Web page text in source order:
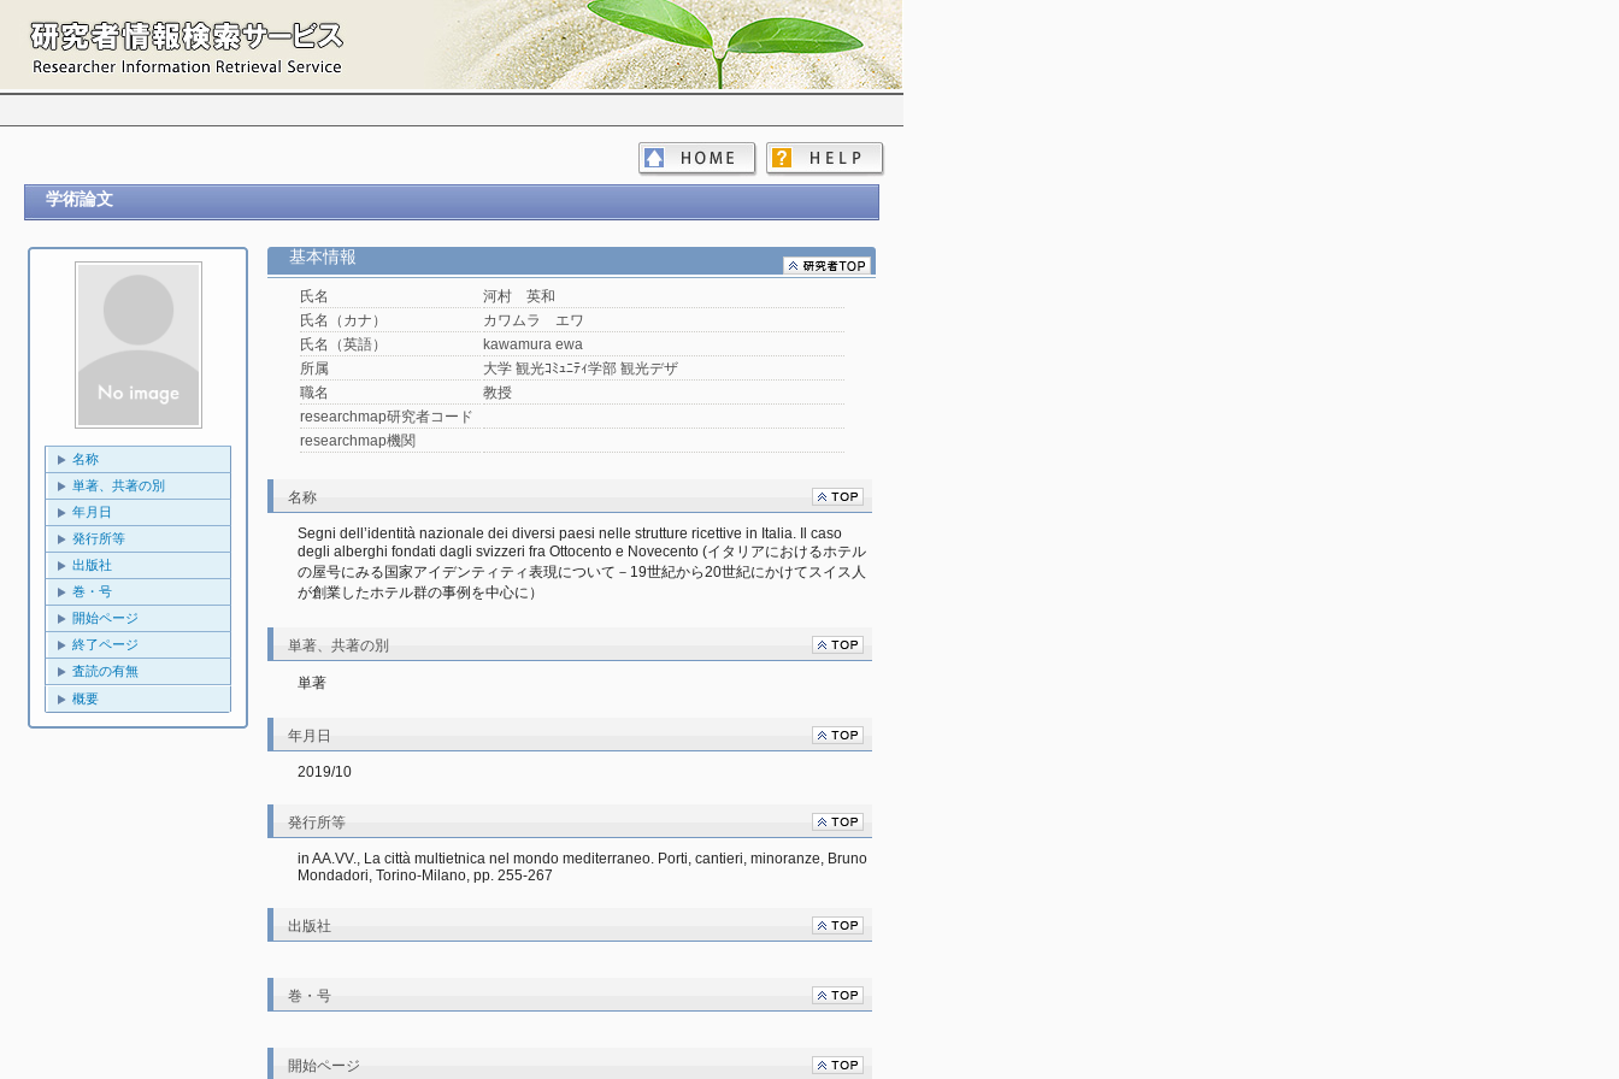
学術論文
名称
単著、共著の別
年月日
発行所等
出版社
巻・号
開始ページ
終了ページ
査読の有無
概要
基本情報
氏名
河村 英和
氏名（カナ）
カワムラ エワ
氏名（英語）
kawamura ewa
所属
大学 観光ｺﾐｭﾆﾃｨ学部 観光デザ
職名
教授
researchmap研究者コード
researchmap機関
名称
Segni dell’identità nazionale dei diversi paesi nelle strutture ricettive in Italia. Il caso
degli alberghi fondati dagli svizzeri fra Ottocento e Novecento (イタリアにおけるホテル
の屋号にみる国家アイデンティティ表現について－19世紀から20世紀にかけてスイス人
が創業したホテル群の事例を中心に）
単著、共著の別
単著
年月日
2019/10
発行所等
in AA.VV., La città multietnica nel mondo mediterraneo. Porti, cantieri, minoranze, Bruno
Mondadori, Torino-Milano, pp. 255-267
出版社
巻・号
開始ページ